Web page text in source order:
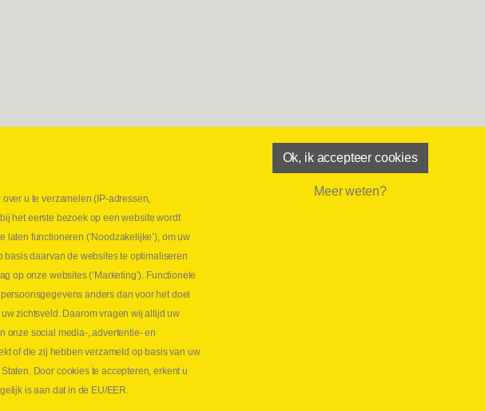
⏳ Laatste maand Webtec-promotie!
⏳ Laatste kans voor onze promo
snelkoppelingen!
1 juni 2026
Lees meer NL
u te verzamelen (IP-adressen,
het eerste bezoek op een website wordt
functioneren (‘Noodzakelijke’), om uw
basis daarvan de websites te optimaliseren
op onze websites (‘Marketing’). Functionele
anders dan voor het doel
zichtsveld. Daarom vragen wij altijd uw
onze social media-, advertentie- en
of die zij hebben verzameld op basis van uw
Door cookies te accepteren, erkent u
is aan dat in de EU/EER.
Ok, ik accepteer cookies
Meer weten?